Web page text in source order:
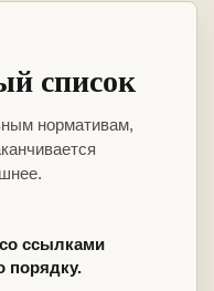
список
нормативам,
ссылками
порядку.